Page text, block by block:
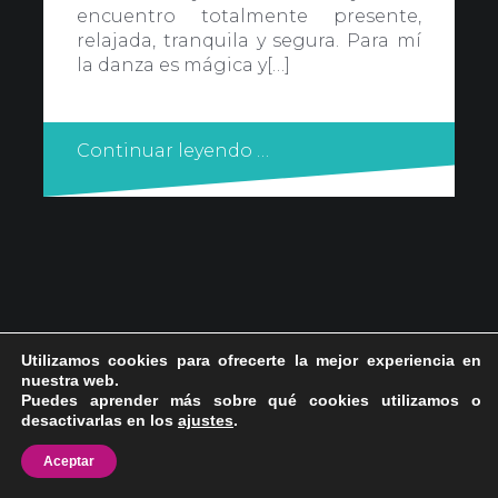
encuentro totalmente presente,
relajada, tranquila y segura. Para mí
la danza es mágica y[…]
Continuar leyendo …
Utilizamos cookies para ofrecerte la mejor experiencia en
nuestra web.
Puedes aprender más sobre qué cookies utilizamos o
desactivarlas en los ajustes.
Aceptar